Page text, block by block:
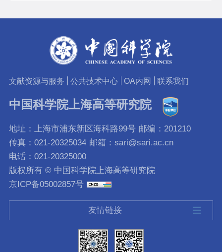
文献资源与服务 公共技术中心 OA内网 联系我们
中国科学院上海高等研究院
地址：上海市浦东新区海科路99号 邮编：201210
传真：021-20325034 邮箱：sari@sari.ac.cn
电话：021-20325000
版权所有 © 中国科学院上海高等研究院
京ICP备05002857号
友情链接